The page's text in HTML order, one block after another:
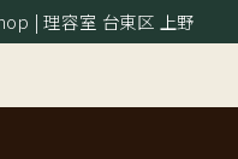
| 理容室 台東区 上野